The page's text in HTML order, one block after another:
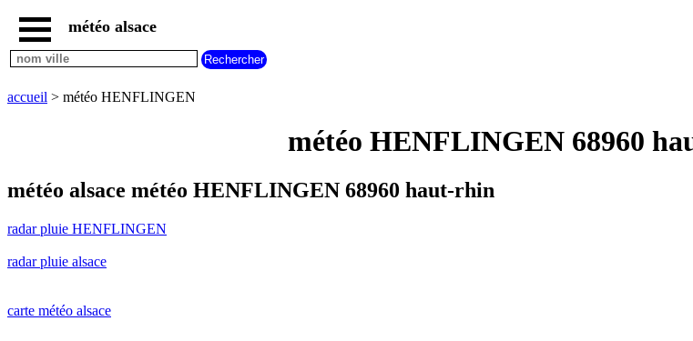
accueil
radar
HENFLINGEN
radar
pluie
carte
météo
france
villes
météo alsace
accueil > météo HENFLINGEN
météo HENFLINGEN 68960
météo alsace météo HENFLINGEN 68960 haut-rhin
radar pluie HENFLINGEN
radar pluie alsace
carte météo alsace